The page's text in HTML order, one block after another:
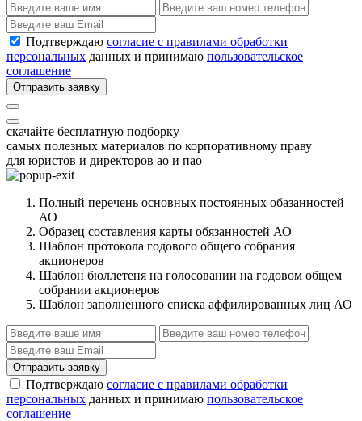
Подтверждаю согласие с правилами обработки
персональных данных и принимаю пользовательское
соглашение
Отправить заявку
скачайте бесплатную подборку
самых полезных материалов по корпоративному праву
для юристов и директоров ао и пао
Полный перечень основных постоянных обазанностей
АО
Образец составления карты обязанностей АО
Шаблон протокола годового общего собрания
акционеров
Шаблон бюллетеня на голосовании на годовом общем
собрании акционеров
Шаблон заполненного списка аффилированных лиц АО
Отправить заявку
Подтверждаю согласие с правилами обработки
персональных данных и принимаю пользовательское
соглашение